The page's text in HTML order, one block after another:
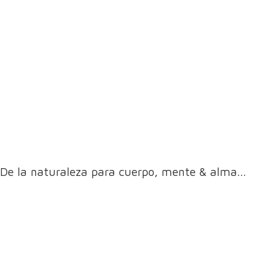
De la naturaleza para cuerpo, mente & alma...